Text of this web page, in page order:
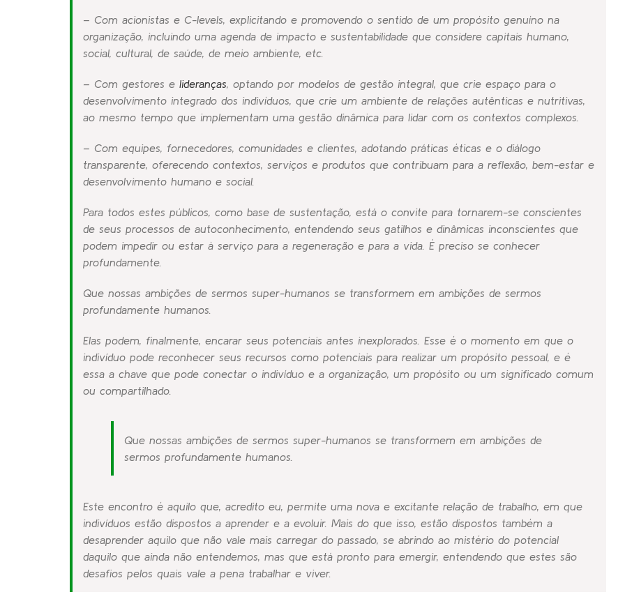
– Com acionistas e C-levels, explicitando e promovendo o sentido de um propósito genuíno na
organização, incluindo uma agenda de impacto e sustentabilidade que considere capitais humano,
social, cultural, de saúde, de meio ambiente, etc.
– Com gestores e lideranças, optando por modelos de gestão integral, que crie espaço para o
desenvolvimento integrado dos indivíduos, que crie um ambiente de relações autênticas e nutritivas,
ao mesmo tempo que implementam uma gestão dinâmica para lidar com os contextos complexos.
– Com equipes, fornecedores, comunidades e clientes, adotando práticas éticas e o diálogo
transparente, oferecendo contextos, serviços e produtos que contribuam para a reflexão, bem-estar e
desenvolvimento humano e social.
Para todos estes públicos, como base de sustentação, está o convite para tornarem-se conscientes
de seus processos de autoconhecimento, entendendo seus gatilhos e dinâmicas inconscientes que
podem impedir ou estar à serviço para a regeneração e para a vida. É preciso se conhecer
profundamente.
Que nossas ambições de sermos super-humanos se transformem em ambições de sermos
profundamente humanos.
Elas podem, finalmente, encarar seus potenciais antes inexplorados. Esse é o momento em que o
indivíduo pode reconhecer seus recursos como potenciais para realizar um propósito pessoal, e é
essa a chave que pode conectar o indivíduo e a organização, um propósito ou um significado comum
ou compartilhado.
Que nossas ambições de sermos super-humanos se transformem em ambições de
sermos profundamente humanos.
Este encontro é aquilo que, acredito eu, permite uma nova e excitante relação de trabalho, em que
indivíduos estão dispostos a aprender e a evoluir. Mais do que isso, estão dispostos também a
desaprender aquilo que não vale mais carregar do passado, se abrindo ao mistério do potencial
daquilo que ainda não entendemos, mas que está pronto para emergir, entendendo que estes são
desafios pelos quais vale a pena trabalhar e viver.